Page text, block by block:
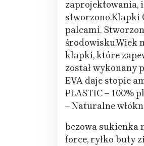
zaprojektowania,
stworzono.Klapki
palcami.
środowisku.Wiek
klapki, które
został wykonany
EVA daje stopie
PLASTIC – 100%
– Naturalne
bezowa sukienka
force, ryłko buty